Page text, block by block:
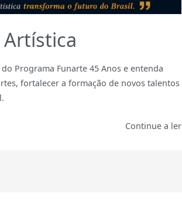
Artística
Programa Funarte 45 Anos e entenda
fortalecer a formação de novos talentos
Continue a ler